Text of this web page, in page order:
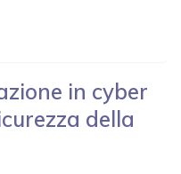
in cyber
della